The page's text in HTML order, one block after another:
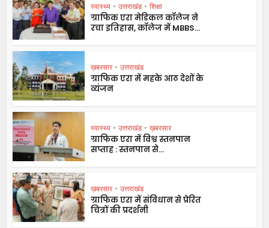
स्वास्थ्य • उत्तराखंड • शिक्षा
ग्राफिक एरा मेडिकल कॉलेज ने
रचा इतिहास, कॉलेज में MBBS...
ख़बरसार • उत्तराखंड
ग्राफिक एरा में महके आठ देशों के
व्यंजन
स्वास्थ्य • उत्तराखंड • ख़बरसार
ग्राफिक एरा में विश्व स्तनपान
सप्ताह : स्तनपान से...
ख़बरसार • उत्तराखंड
ग्राफिक एरा में संविधान से प्रेरित
चित्रों की प्रदर्शनी